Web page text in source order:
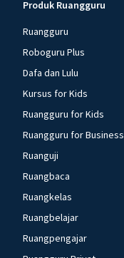
Produk Ruangguru
Ruangguru
Roboguru Plus
Dafa dan Lulu
Kursus for Kids
Ruangguru for Kids
Ruangguru for Business
Ruanguji
Ruangbaca
Ruangkelas
Ruangbelajar
Ruangpengajar